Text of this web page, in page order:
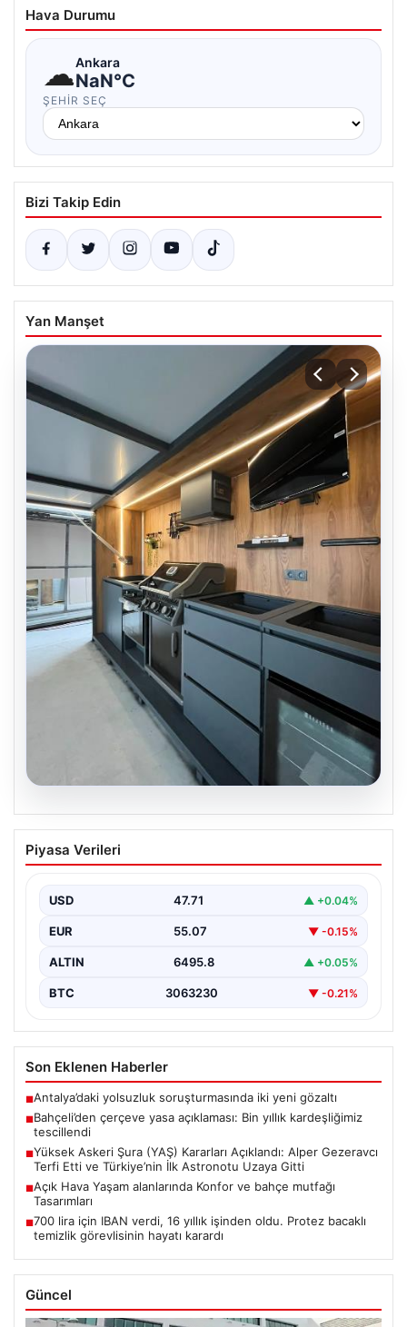
Hava Durumu
☁Ankara
NaN°C
ŞEHIR SEÇ
Bizi Takip Edin
Yan Manşet
04.08.2026
Açık Hava Yaşam alanlarında Konfor ve
bahçe mutfağı Tasarımları
değerli alanlarından bir tanesi gelmiştir. Yeşille iç…
Piyasa Verileri
USD 47.71 ▲ +0.04%
EUR 55.07 ▼ -0.15%
ALTIN 6495.8 ▲ +0.05%
BTC 3063230 ▼ -0.21%
Son Eklenen Haberler
■Antalya’daki yolsuzluk soruşturmasında iki yeni gözaltı
■Bahçeli’den çerçeve yasa açıklaması: Bin yıllık kardeşliğimiz
tescillendi
■Yüksek Askeri Şura (YAŞ) Kararları Açıklandı: Alper Gezeravcı
Terfi Etti ve Türkiye’nin İlk Astronotu Uzaya Gitti
■Açık Hava Yaşam alanlarında Konfor ve bahçe mutfağı
Tasarımları
■700 lira için IBAN verdi, 16 yıllık işinden oldu. Protez bacaklı
temizlik görevlisinin hayatı karardı
Güncel